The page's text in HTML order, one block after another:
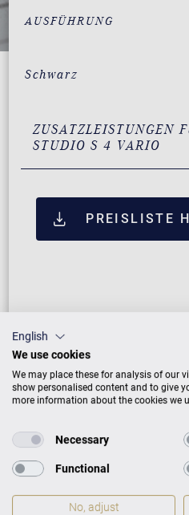
AUSFÜHRUNG
Schwarz
ZUSATZLEISTUNGEN
STUDIO S 4 VARIO
PREISLISTE
5 Jahre
Reparatur
English
We use cookies
We may place these for analysis of our
show personalised content and to give
more information about the cookies we
Necessary
Functional
No, adjust